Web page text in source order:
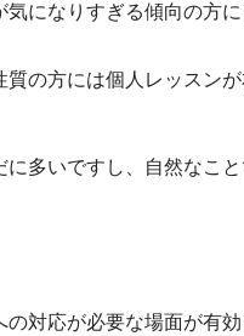
になりすぎる傾向の方
の方には個人レッスンが
多いですし、自然なこ
対応が必要な場面が有効